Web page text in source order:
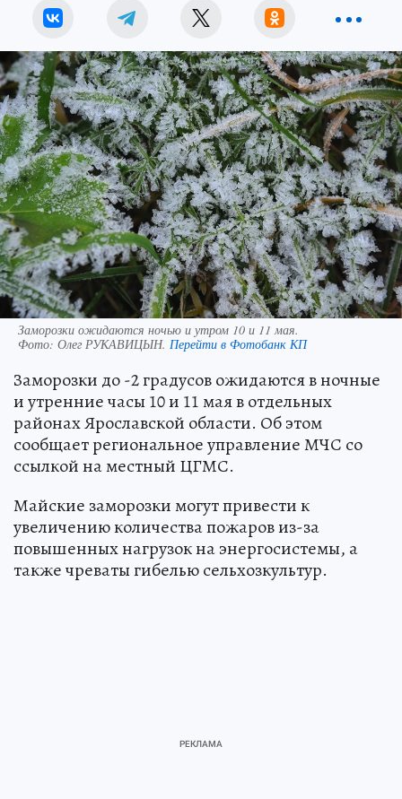
Заморозки ожидаются ночью и утром 10 и 11 мая.
Фото: Олег РУКАВИЦЫН. Перейти в Фотобанк КП
Заморозки до -2 градусов ожидаются в ночные
и утренние часы 10 и 11 мая в отдельных
районах Ярославской области. Об этом
сообщает региональное управление МЧС со
ссылкой на местный ЦГМС.
Майские заморозки могут привести к
увеличению количества пожаров из-за
повышенных нагрузок на энергосистемы, а
также чреваты гибелью сельхозкультур.